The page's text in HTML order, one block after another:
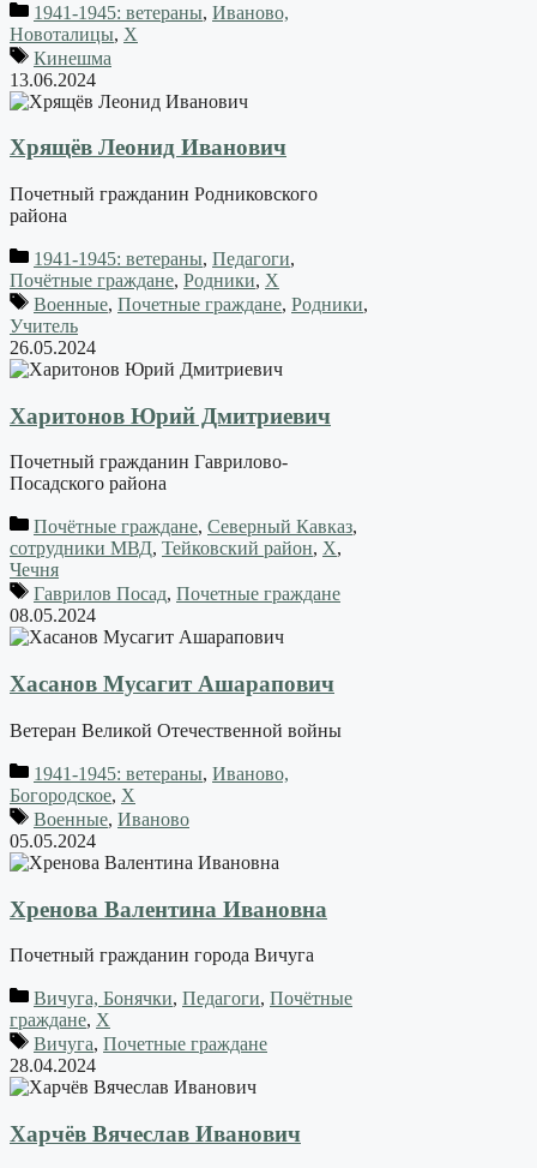
1941-1945: ветераны, Иваново,
Новоталицы, Х
Кинешма
13.06.2024
Хрящёв Леонид Иванович
Почетный гражданин Родниковского
района
1941-1945: ветераны, Педагоги,
Почётные граждане, Родники, Х
Военные, Почетные граждане, Родники,
Учитель
26.05.2024
Харитонов Юрий Дмитриевич
Почетный гражданин Гаврилово-
Посадского района
Почётные граждане, Северный Кавказ,
сотрудники МВД, Тейковский район, Х,
Чечня
Гаврилов Посад, Почетные граждане
08.05.2024
Хасанов Мусагит Ашарапович
Ветеран Великой Отечественной войны
1941-1945: ветераны, Иваново,
Богородское, Х
Военные, Иваново
05.05.2024
Хренова Валентина Ивановна
Почетный гражданин города Вичуга
Вичуга, Бонячки, Педагоги, Почётные
граждане, Х
Вичуга, Почетные граждане
28.04.2024
Харчёв Вячеслав Иванович